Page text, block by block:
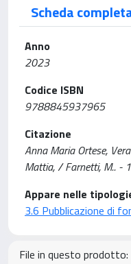
Scheda
Anno
2023
Codice ISBN
9788845937965
Citazione
Anna Maria Ortese,
Mattia, / Farnetti, M.. -
Appare nelle
3.6 Pubblicazione di
File in questo prodotto: